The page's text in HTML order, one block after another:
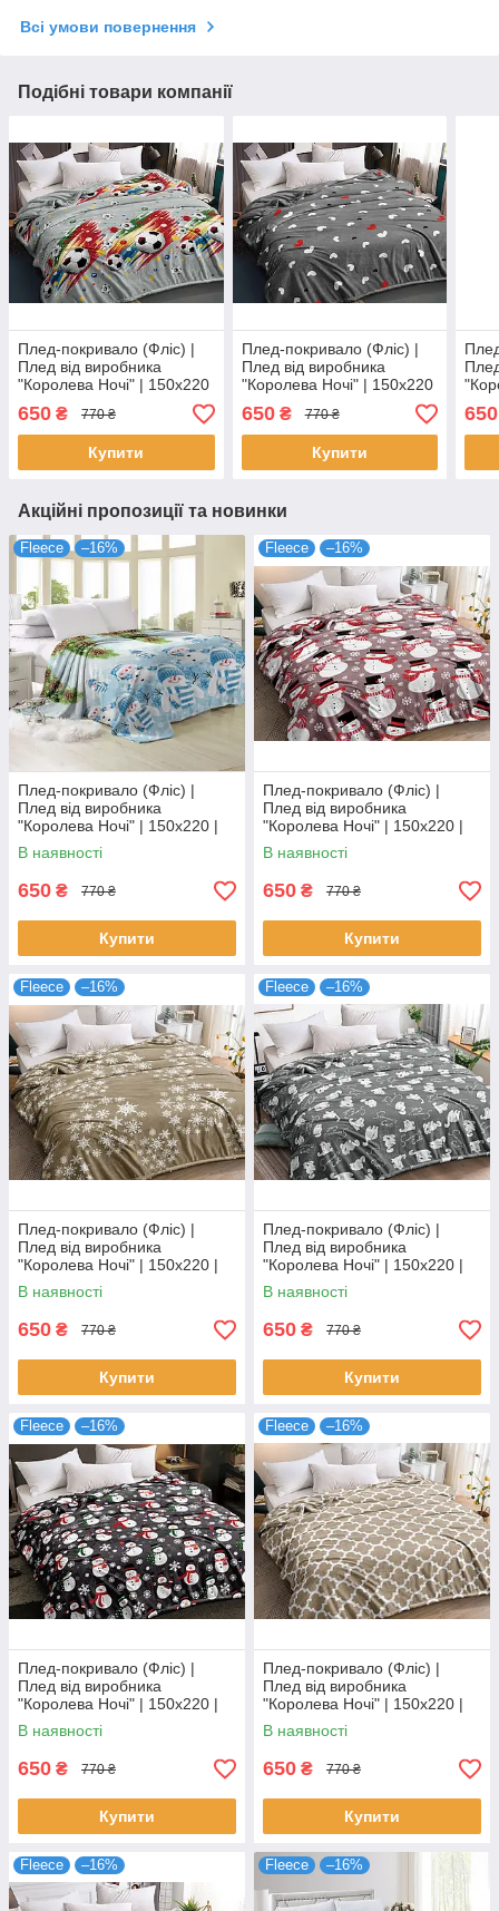
Всі умови повернення
Подібні товари компанії
Плед-покривало (Фліс) |
Плед від виробника
"Королева Ночі" | 150х220
| Футбольні м'ячі на сірому
650 ₴ 770 ₴
Купити
Плед-покривало (Фліс) |
Плед від виробника
"Королева Ночі" | 150х220
| Серця на сірому
650₴ 770 ₴
Купити
|
650
Акційні пропозиції та новинки
Fleece –16%
Плед-покривало (Фліс) |
Плед від виробника
"Королева Ночі" | 150х220 |
Сніговики, шишки
В наявності
650 ₴ 770 ₴
Купити
Fleece –16%
Плед-покривало (Фліс) |
Плед від виробника
"Королева Ночі" | 150х220 |
Сніговики, сніжинки
В наявності
650 ₴ 770 ₴
Купити
Fleece –16%
Плед-покривало (Фліс) |
Плед від виробника
"Королева Ночі" | 150х220 |
Сніжинки на бежевому
В наявності
650 ₴ 770 ₴
Купити
Fleece –16%
Плед-покривало (Фліс) |
Плед від виробника
"Королева Ночі" | 150х220 |
Коти на сірому
В наявності
650 ₴ 770 ₴
Купити
Fleece –16%
Плед-покривало (Фліс) |
Плед від виробника
"Королева Ночі" | 150х220 |
Сніговики, сніжинки на сірому
В наявності
650 ₴ 770 ₴
Купити
Fleece –16%
Плед-покривало (Фліс) |
Плед від виробника
"Королева Ночі" | 150х220 |
Орнамент на бежевому
В наявності
650 ₴ 770 ₴
Купити
Fleece –16% Fleece –16%